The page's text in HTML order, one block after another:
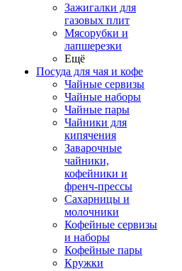
Зажигалки для
газовых плит
Мясорубки и
лапшерезки
Ещё
Посуда для чая и кофе
Чайные сервизы
Чайные наборы
Чайные пары
Чайники для
кипячения
Заварочные
чайники,
кофейники и
френч-прессы
Сахарницы и
молочники
Кофейные сервизы
и наборы
Кофейные пары
Кружки